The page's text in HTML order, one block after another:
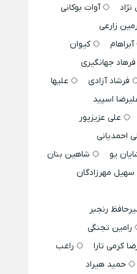
آوات بوکانی
زارعی
آبراهام
کیوان
فرهاد جهانگیری
فرشاد آزادی
علیها
اسپید
علی عزیزپور
احمدیانی
یو
شاهین بنان
سهیل مهرزادگان
رنجبر
رامین تجنگی
کرمی تارا
راغب
حمید هیراد